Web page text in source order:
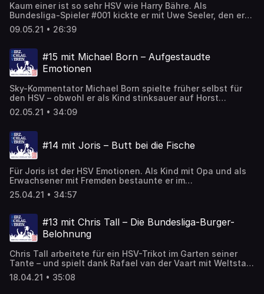
Kaum einer ist so sehr HSV wie Harry Bähre. Als
Bundesliga-Spieler #001 kickte er mit Uwe Seeler, den er
anfangs siezte, und Charly Dörfel, der nur Quatsch im
Kopf hatte. Sein Chef gab ihm für die Bundesliga nicht
verhinderte seine DFB-Karriere. Da ist Horst Hrubesch, der
menschliche Magath, doch der perfekte HSV-Trainer. Zu
alten Zeiten fehlt heute aber einiges. Allen voran:
09.05.21 • 26:39
#15 mit Michael Born – Aufgestaudte
Emotionen
Sky-Kommentator Michael Born spielte früher selbst für
den HSV – obwohl er als Kind stinksauer auf Horst
Hrubesch und als Erwachsener auf Felix Magath war.
Heute sind Schalke-Fans nicht gut auf ihn zu sprechen,
an Albert Staudt, Ewald Lienen oder Hannes Wolf, dem er
gerne Trainer-Tipps gab. Schöner ist da nur ein Derby.
Aber Daniel Thioune soll HSV-Trainer bleiben.
02.05.21 • 34:09
#14 mit Joris – Butt bei die Fische
Für Joris ist der HSV Emotionen. Als Kind mit Opa und als
Erwachsener mit Fremden bestaunte er im
Volksparkstadion Hans Jörg Butt, für ihn der Michael
Jackson des HSV. Mit seiner Hilfe hat er auch selbst mal
Johannes Oerding, aber nur an der Konsole. So emotional
wird's sonst nur beim HSV-Aufstieg und bei „Sing meinen
Song“. Und bei Emma Watson.
25.04.21 • 34:57
#13 mit Chris Tall – Die Bundesliga-Burger-
Belohnung
Chris Tall arbeitete für ein HSV-Trikot im Garten seiner
Tante – und spielt dank Rafael van der Vaart mit Weltstars
im Volksparkstadion. Nur sein Mitschüler Zhi Gin Lam hat
das vor ihm geschafft, doch der saß nicht mit Dieter
18.04.21 • 35:08